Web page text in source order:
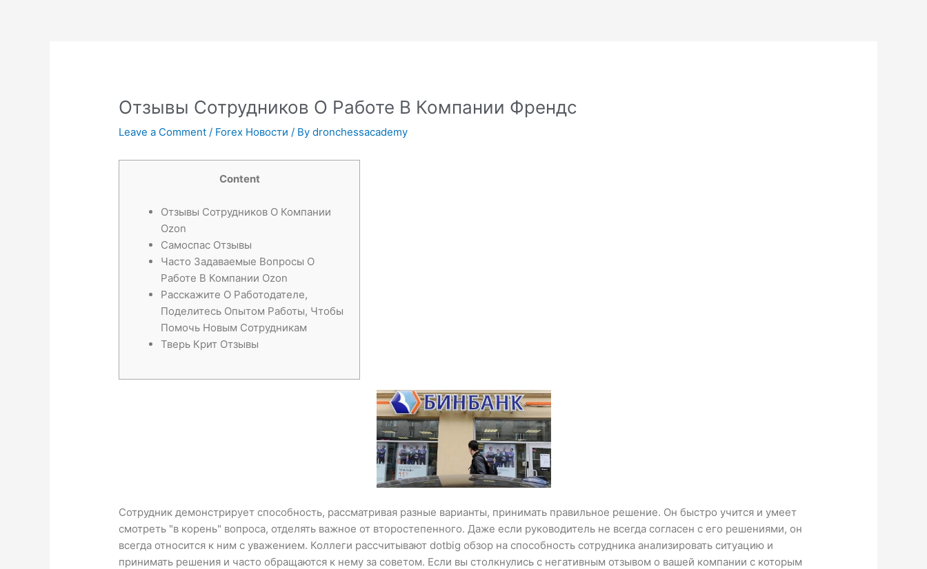
Отзывы Сотрудников О Работе В Компании Френдс
Leave a Comment / Forex Новости / Bydronchessacademy
Content
Отзывы Сотрудников О Компании
Ozon
Самоспас Отзывы
Часто Задаваемые Вопросы О
Работе В Компании Ozon
Расскажите О Работодателе,
Поделитесь Опытом Работы, Чтобы
Помочь Новым Сотрудникам
Тверь Крит Отзывы
Сотрудник демонстрирует способность, рассматривая разные варианты, принимать правильное решение. Он быстро учится и умеет
смотреть "в корень" вопроса, отделять важное от второстепенного. Даже если руководитель не всегда согласен с его решениями, он
всегда относится к ним с уважением. Коллеги рассчитывают dotbig обзор на способность сотрудника анализировать ситуацию и
принимать решения и часто обращаются к нему за советом. Если вы столкнулись с негативным отзывом о вашей компании с которым